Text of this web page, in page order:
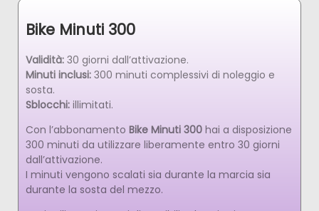
Bike Minuti 300
Validità: 30 giorni dall’attivazione.
Minuti inclusi: 300 minuti complessivi di noleggio e
sosta.
Sblocchi: illimitati.
Con l’abbonamento Bike Minuti 300 hai a disposizione
300 minuti da utilizzare liberamente entro 30 giorni
dall’attivazione.
I minuti vengono scalati sia durante la marcia sia
durante la sosta del mezzo.